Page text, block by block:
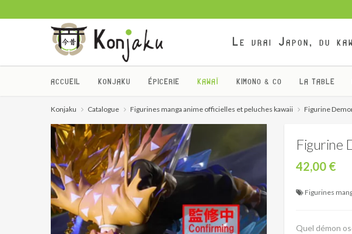
Le vrai Japon, du
ACCUEIL KONJAKU ÉPICERIE KAWAÏ KIMONO & CO LA TABLE
Konjaku Catalogue Figurines manga anime officielles et peluches kawaii Figurine
Figurine
42,00 €
Figurines
Quel démon